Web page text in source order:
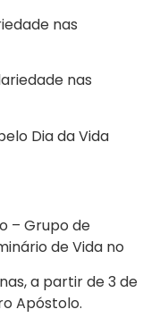
nas
nas
Dia da Vida
– Grupo de
de Vida no
a partir de 3 de
Apóstolo.